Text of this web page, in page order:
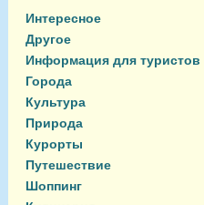
Интересное
Другое
Информация для туристов
Города
Культура
Природа
Курорты
Путешествие
Шоппинг